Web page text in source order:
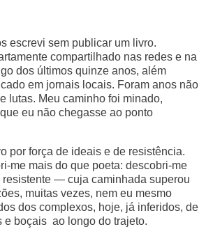
escrevi sem publicar um livro.
compartilhado nas redes e na
dos últimos quinze anos, além
em jornais locais. Foram anos não
lutas. Meu caminho foi minado,
eu não chegasse ao ponto
por força de ideais e de resistência.
me mais do que poeta: descobri-me
— cuja caminhada superou
muitas vezes, nem eu mesmo
dos complexos, hoje, já inferidos, de
e boçais ao longo do trajeto.